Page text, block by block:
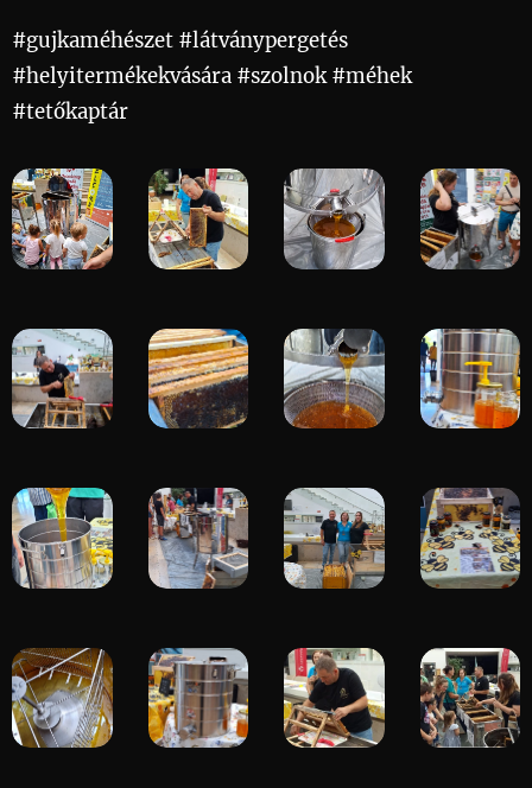
#gujkaméhészet #látványpergetés
#helyitermékekvására #szolnok #méhek
#tetőkaptár